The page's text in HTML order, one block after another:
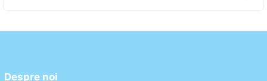
Despre noi